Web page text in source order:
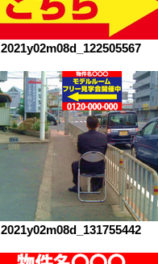
2021y02m08d_122505567
2021y02m08d_131755442